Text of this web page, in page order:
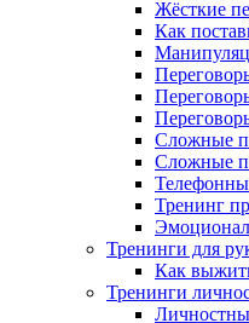
Жёсткие
Как
Сложные
Сложные
Тренинг
Тренинги для
Как
Тренинги